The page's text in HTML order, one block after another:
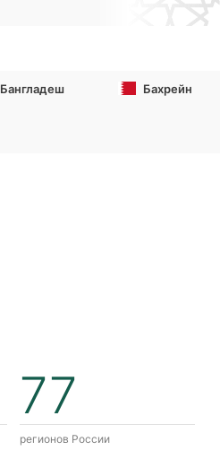
Бангладеш Бахрейн
77
регионов России